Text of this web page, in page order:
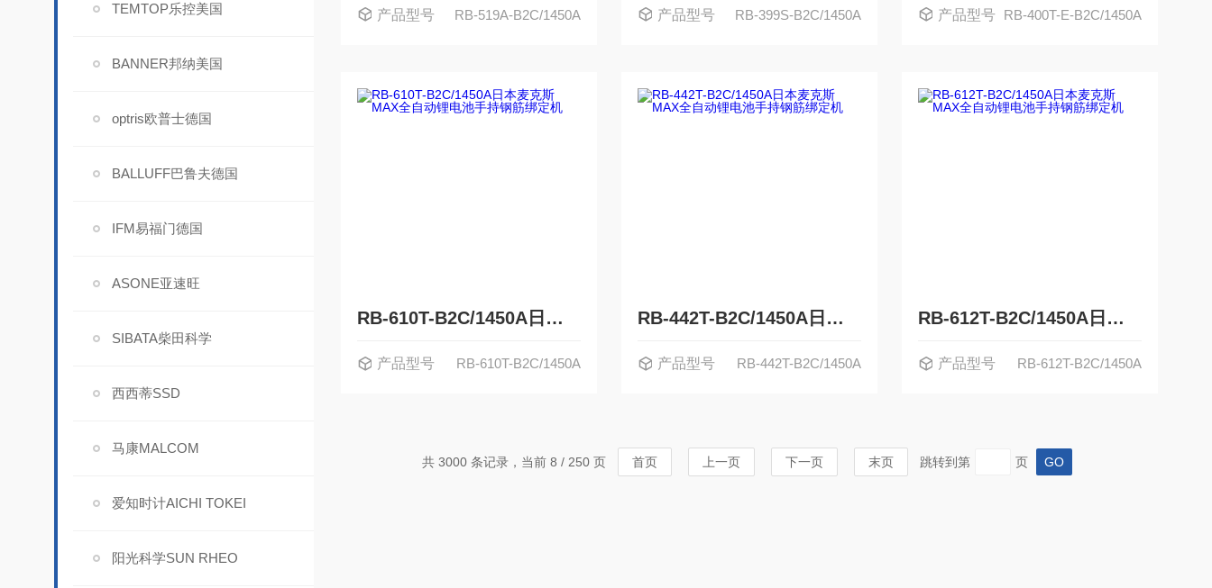
TEMTOP乐控美国
BANNER邦纳美国
optris欧普士德国
BALLUFF巴鲁夫德国
IFM易福门德国
ASONE亚速旺
SIBATA柴田科学
西西蒂SSD
马康MALCOM
爱知时计AICHI TOKEI
阳光科学SUN RHEO
产品型号 RB-519A-B2C/1450A 产品型号 RB-399S-B2C/1450A 产品型号 RB-400T-E-B2C/1450A
RB-610T-B2C/1450A日本麦克斯MAX全自动锂电池手持钢筋绑定机
产品型号 RB-610T-B2C/1450A
RB-442T-B2C/1450A日本麦克斯MAX全自动锂电池手持钢筋绑定机
产品型号 RB-442T-B2C/1450A
RB-612T-B2C/1450A日本麦克斯MAX全自动锂电池手持钢筋绑定机
产品型号 RB-612T-B2C/1450A
共 3000 条记录，当前 8 / 250 页 首页 上一页 下一页 末页 跳转到第 页